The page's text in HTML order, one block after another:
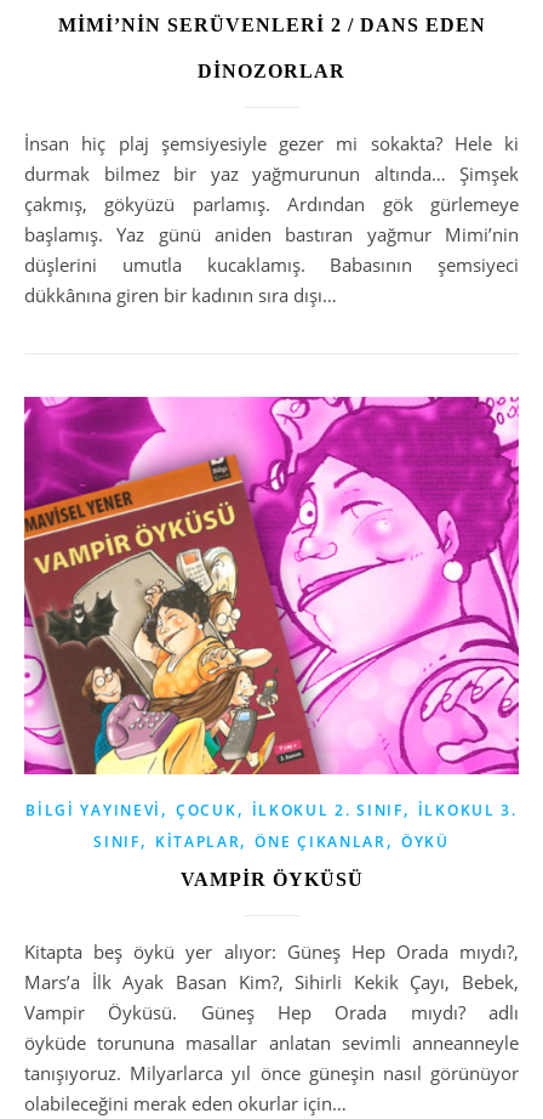
MİMİ’NİN SERÜVENLERİ 2 / DANS EDEN
DİNOZORLAR
İnsan hiç plaj şemsiyesiyle gezer mi sokakta? Hele ki
durmak bilmez bir yaz yağmurunun altında… Şimşek
çakmış, gökyüzü parlamış. Ardından gök gürlemeye
başlamış. Yaz günü aniden bastıran yağmur Mimi’nin
düşlerini umutla kucaklamış. Babasının şemsiyeci
dükkânına giren bir kadının sıra dışı…
BILGI YAYINEVI ,ÇOCUK, İLKOKUL 2. SINIF, İLKOKUL 3.
SINIF, KITAPLAR,ÖNE ÇIKANLAR, ÖYKÜ
VAMPİR ÖYKÜSÜ
Kitapta beş öykü yer alıyor: Güneş Hep Orada mıydı?,
Mars’a İlk Ayak Basan Kim?, Sihirli Kekik Çayı, Bebek,
Vampir Öyküsü. Güneş Hep Orada mıydı? adlı
öyküde torununa masallar anlatan sevimli anneanneyle
tanışıyoruz. Milyarlarca yıl önce güneşin nasıl görünüyor
olabileceğini merak eden okurlar için…